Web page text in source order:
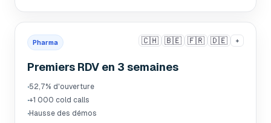
Pharma 🇨🇭 🇧🇪 🇫🇷 🇩🇪 +
Premiers RDV en 3 semaines
·52,7% d'ouverture
·+1 000 cold calls
·Hausse des démos